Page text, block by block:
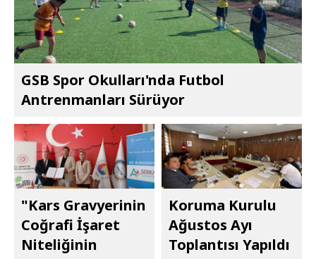
GSB Spor Okulları'nda Futbol
Antrenmanları Sürüyor
"Kars Gravyerinin
Coğrafi İşaret
Niteliğinin
Koruma Kurulu
Ağustos Ayı
Toplantısı Yapıldı